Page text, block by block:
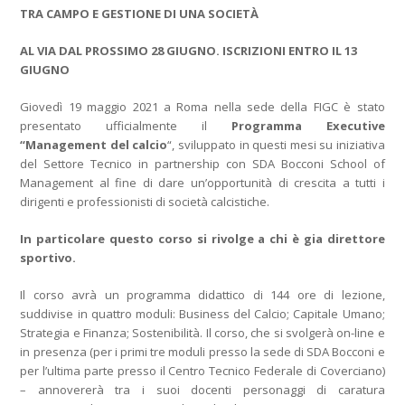
TRA CAMPO E GESTIONE DI UNA SOCIETÀ
AL VIA DAL PROSSIMO 28 GIUGNO. ISCRIZIONI ENTRO IL 13
GIUGNO
Giovedì 19 maggio 2021 a Roma nella sede della FIGC è stato
presentato ufficialmente il Programma Executive
“Management del calcio“, sviluppato in questi mesi su iniziativa
del Settore Tecnico in partnership con SDA Bocconi School of
Management al fine di dare un’opportunità di crescita a tutti i
dirigenti e professionisti di società calcistiche.
In particolare questo corso si rivolge a chi è gia direttore
sportivo.
Il corso avrà un programma didattico di 144 ore di lezione,
suddivise in quattro moduli: Business del Calcio; Capitale Umano;
Strategia e Finanza; Sostenibilità. Il corso, che si svolgerà on-line e
in presenza (per i primi tre moduli presso la sede di SDA Bocconi e
per l’ultima parte presso il Centro Tecnico Federale di Coverciano)
– annovererà tra i suoi docenti personaggi di caratura